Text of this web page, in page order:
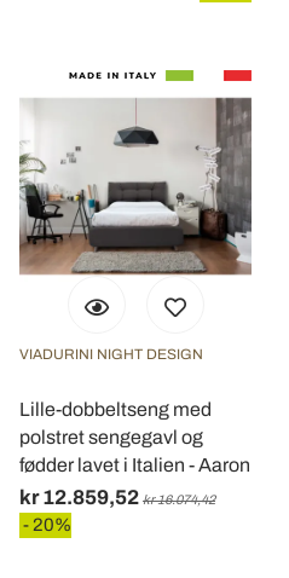
VIADURINI NIGHT DESIGN
Lille-dobbeltseng med
polstret sengegavl og
fødder lavet i Italien - Aaron
kr 12.859,52 kr 16.074,42
- 20%